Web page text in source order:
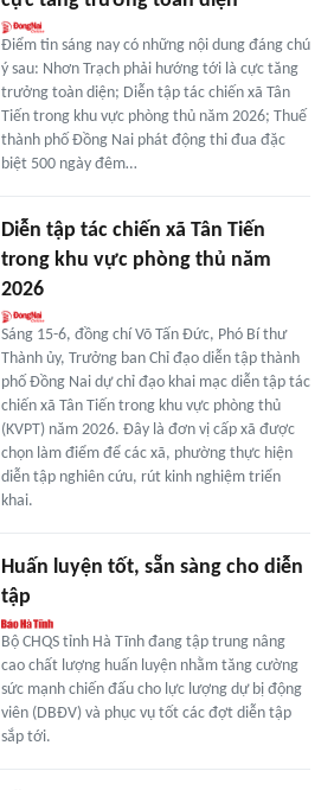
Điểm tin sáng nay có những nội dung đáng chú
ý sau: Nhơn Trạch phải hướng tới là cực tăng
trưởng toàn diện; Diễn tập tác chiến xã Tân
Tiến trong khu vực phòng thủ năm 2026; Thuế
thành phố Đồng Nai phát động thi đua đặc
biệt 500 ngày đêm…
Diễn tập tác chiến xã Tân Tiến
trong khu vực phòng thủ năm
2026
Sáng 15-6, đồng chí Võ Tấn Đức, Phó Bí thư
Thành ủy, Trưởng ban Chỉ đạo diễn tập thành
phố Đồng Nai dự chỉ đạo khai mạc diễn tập tác
chiến xã Tân Tiến trong khu vực phòng thủ
(KVPT) năm 2026. Đây là đơn vị cấp xã được
chọn làm điểm để các xã, phường thực hiện
diễn tập nghiên cứu, rút kinh nghiệm triển
khai.
Huấn luyện tốt, sẵn sàng cho diễn
tập
Bộ CHQS tỉnh Hà Tĩnh đang tập trung nâng
cao chất lượng huấn luyện nhằm tăng cường
sức mạnh chiến đấu cho lực lượng dự bị động
viên (DBĐV) và phục vụ tốt các đợt diễn tập
sắp tới.